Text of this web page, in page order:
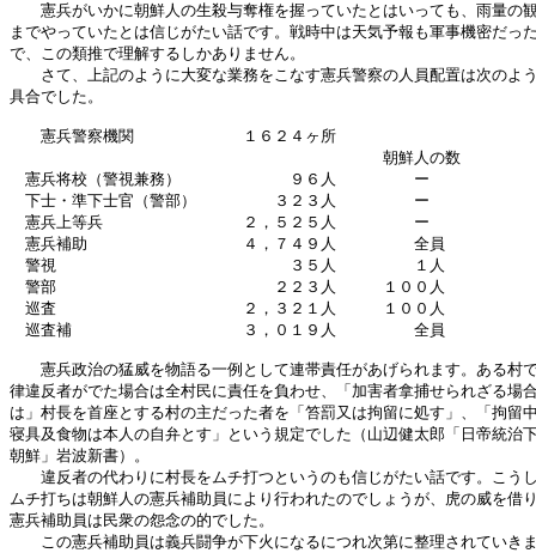
憲兵がいかに朝鮮人の生殺与奪権を握っていたとはいっても、雨量の
までやっていたとは信じがたい話です。戦時中は天気予報も軍事機密だっ
で、この類推で理解するしかありません。
さて、上記のように大変な業務をこなす憲兵警察の人員配置は次のよ
具合でした。
憲兵警察機関　　　　　　　１６２４ヶ所
朝鮮人の数
憲兵将校（警視兼務）　　　　　　　９６人　　　　　ー
下士・準下士官（警部）　　　　　３２３人　　　　　ー
憲兵上等兵　　　　　　　　　２，５２５人　　　　　ー
憲兵補助　　　　　　　　　　４，７４９人　　　　　全員
警視　　　　　　　　　　　　　　　３５人　　　　　１人
警部　　　　　　　　　　　　　　２２３人　　　１００人
巡査　　　　　　　　　　　　２，３２１人　　　１００人
巡査補　　　　　　　　　　　３，０１９人　　　　　全員
憲兵政治の猛威を物語る一例として連帯責任があげられます。ある村
律違反者がでた場合は全村民に責任を負わせ、「加害者拿捕せられざる場
は」村長を首座とする村の主だった者を「笞罰又は拘留に処す」、「拘留
寝具及食物は本人の自弁とす」という規定でした（山辺健太郎「日帝統治
朝鮮」岩波新書）。
違反者の代わりに村長をムチ打つというのも信じがたい話です。こう
ムチ打ちは朝鮮人の憲兵補助員により行われたのでしょうが、虎の威を借
憲兵補助員は民衆の怨念の的でした。
この憲兵補助員は義兵闘争が下火になるにつれ次第に整理されていき